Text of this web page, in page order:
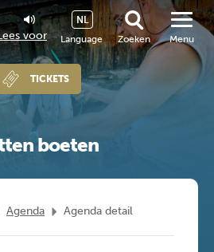
voor Language
NL
Zoeken
TICKETS
Menu
boeten
Agenda Agenda detail